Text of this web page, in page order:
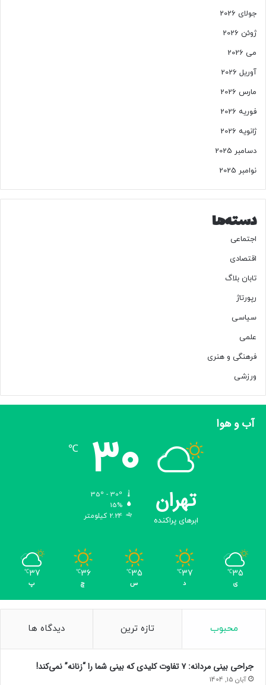
جولای 2026
ژوئن 2026
می 2026
آوریل 2026
مارس 2026
فوریه 2026
ژانویه 2026
دسامبر 2025
نوامبر 2025
دسته‌ها
اجتماعی
اقتصادی
تابان بلاگ
رپورتاژ
سیاسی
علمی
فرهنگی و هنری
ورزشی
آب و هوا
تهران
ابرهای پراکنده
30
℃
15%
2.24 کیلومتر
35
℃
ی
37
℃
د
35
℃
س
36
℃
چ
37
℃
پ
محبوب تازه ترین دیدگاه ها
جراحی بینی مردانه: ۷ تفاوت کلیدی که بینی شما را “زنانه” نمی‌کند!
آبان 15, 1404